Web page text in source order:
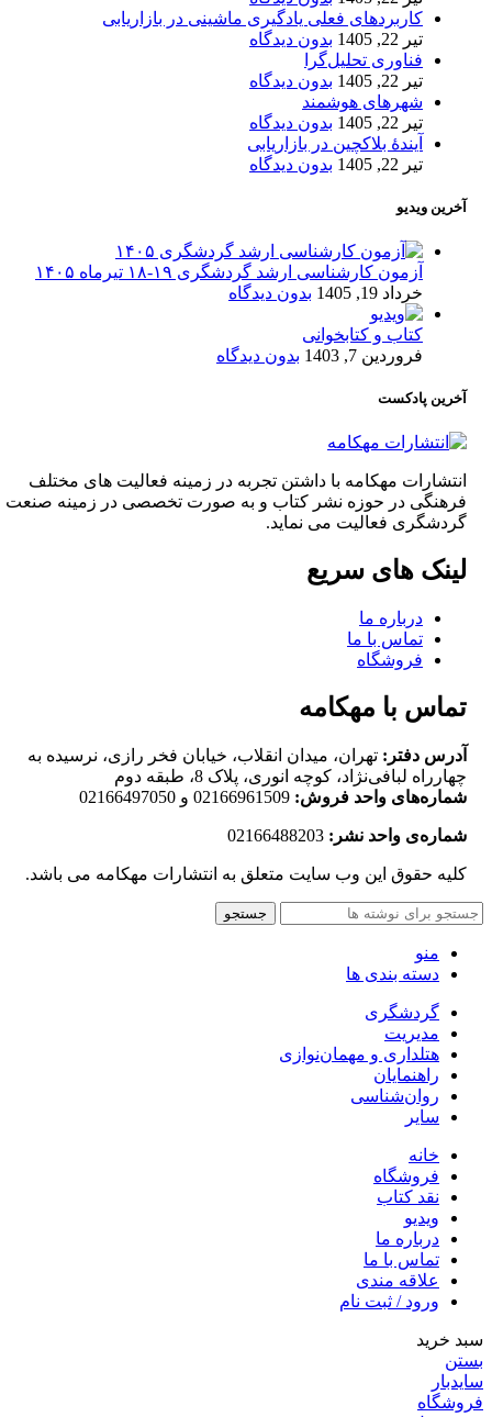
کاربردهای فعلی یادگیری ماشینی در بازاریابی
تیر 22, 1405
بدون دیدگاه
فناوری تحلیل‌گرا
تیر 22, 1405
بدون دیدگاه
شهرهای هوشمند
تیر 22, 1405
بدون دیدگاه
آیندۀ بلاکچین در بازاریابی
تیر 22, 1405
بدون دیدگاه
آخرین ویدیو
آزمون کارشناسی ارشد گردشگری ۱۹-۱۸ تیرماه ۱۴۰۵
خرداد 19, 1405
بدون دیدگاه
کتاب و کتابخوانی
فروردین 7, 1403
بدون دیدگاه
آخرین پادکست
انتشارات مهکامه با داشتن تجربه در زمینه فعالیت های مختلف
فرهنگی در حوزه نشر کتاب و به صورت تخصصی در زمینه صنعت
گردشگری فعالیت می نماید.
لینک های سریع
درباره ما
تماس با ما
فروشگاه
تماس با مهکامه
آدرس دفتر: تهران، میدان انقلاب، خیابان فخر رازی، نرسیده به
چهارراه لبافی‌نژاد، کوچه انوری، پلاک 8، طبقه دوم
شماره‌های واحد فروش: 02166961509 و 02166497050
شماره‌‌ی واحد نشر:
کلیه حقوق این وب سایت متعلق به انتشارات مهکامه می باشد.
جستجو
منو
دسته بندی ها
گردشگری
مدیریت
هتلداری و مهمان‌نوازی
راهنمایان
روان‌شناسی
سایر
خانه
فروشگاه
نقد کتاب
ویدیو
درباره‌ ما
تماس با ما
علاقه مندی
ورود / ثبت نام
سبد خرید
بستن
سایدبار
فروشگاه